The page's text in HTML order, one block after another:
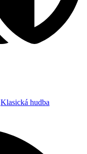
Klasická hudba